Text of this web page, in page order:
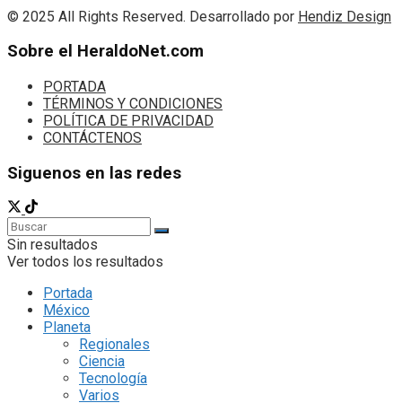
© 2025 All Rights Reserved. Desarrollado por Hendiz Design
Sobre el HeraldoNet.com
PORTADA
TÉRMINOS Y CONDICIONES
POLÍTICA DE PRIVACIDAD
CONTÁCTENOS
Siguenos en las redes
Sin resultados
Ver todos los resultados
Portada
México
Planeta
Regionales
Ciencia
Tecnología
Varios